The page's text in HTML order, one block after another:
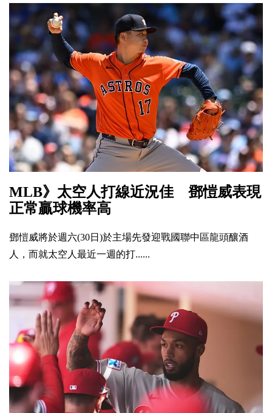
MLB》太空人打線近況佳 鄧愷威表現
正常贏球機率高
鄧愷威將於週六(30日)於主場先發迎戰國聯中區龍頭釀酒
人，而就太空人最近一週的打......